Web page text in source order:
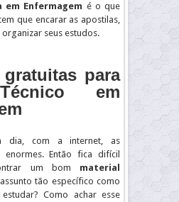
em Enfermagem é o que
que encarar as apostilas,
seus estudos.
para
em
dia, com a internet, as
enormes. Então fica difícil
um bom material
tão específico como
Como achar esse